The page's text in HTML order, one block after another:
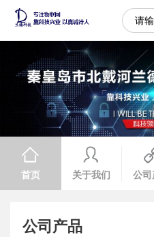
首页 关于我们 公
公司产品